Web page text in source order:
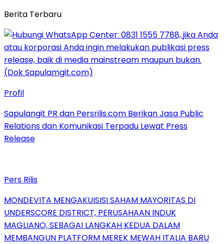
Berita Terbaru
Profil
Sapulangit PR dan Persrilis.com Berikan Jasa Public
Relations dan Komunikasi Terpadu Lewat Press
Release
Pers Rilis
MONDEVITA MENGAKUISISI SAHAM MAYORITAS DI
UNDERSCORE DISTRICT, PERUSAHAAN INDUK
MAGLIANO, SEBAGAI LANGKAH KEDUA DALAM
MEMBANGUN PLATFORM MEREK MEWAH ITALIA BARU